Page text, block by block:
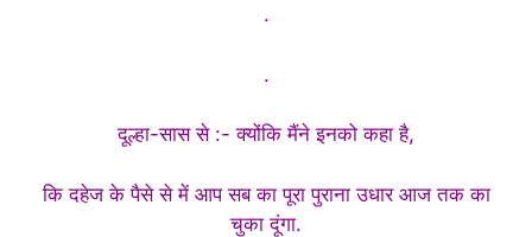
.
.
दूल्हा-सास से :- क्योंकि मैंने इनको कहा है,
कि दहेज के पैसे से में आप सब का पूरा पुराना उधार आज तक का
चुका दूंगा.